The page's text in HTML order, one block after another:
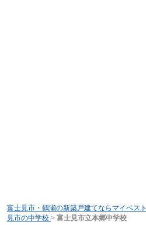
富士見市・鶴瀬の新築戸建てならマイベスト
見市の中学校 > 富士見市立本郷中学校